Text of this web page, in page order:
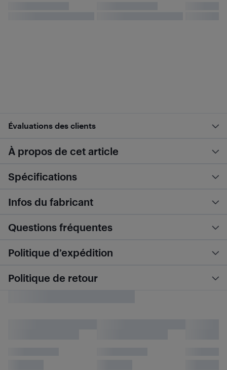
Évaluations des clients
À propos de cet article
Spécifications
Infos du fabricant
Questions fréquentes
Politique d’expédition
Politique de retour